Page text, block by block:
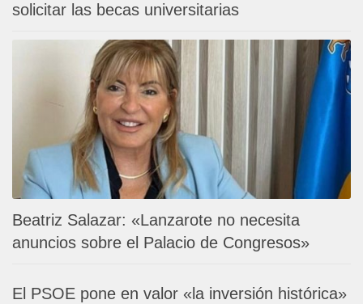
solicitar las becas universitarias
Beatriz Salazar: «Lanzarote no necesita
anuncios sobre el Palacio de Congresos»
El PSOE pone en valor «la inversión histórica»